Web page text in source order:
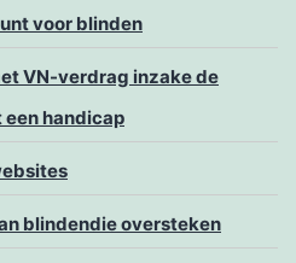
voor blinden
VN-verdrag inzake de
een handicap
blindendie oversteken